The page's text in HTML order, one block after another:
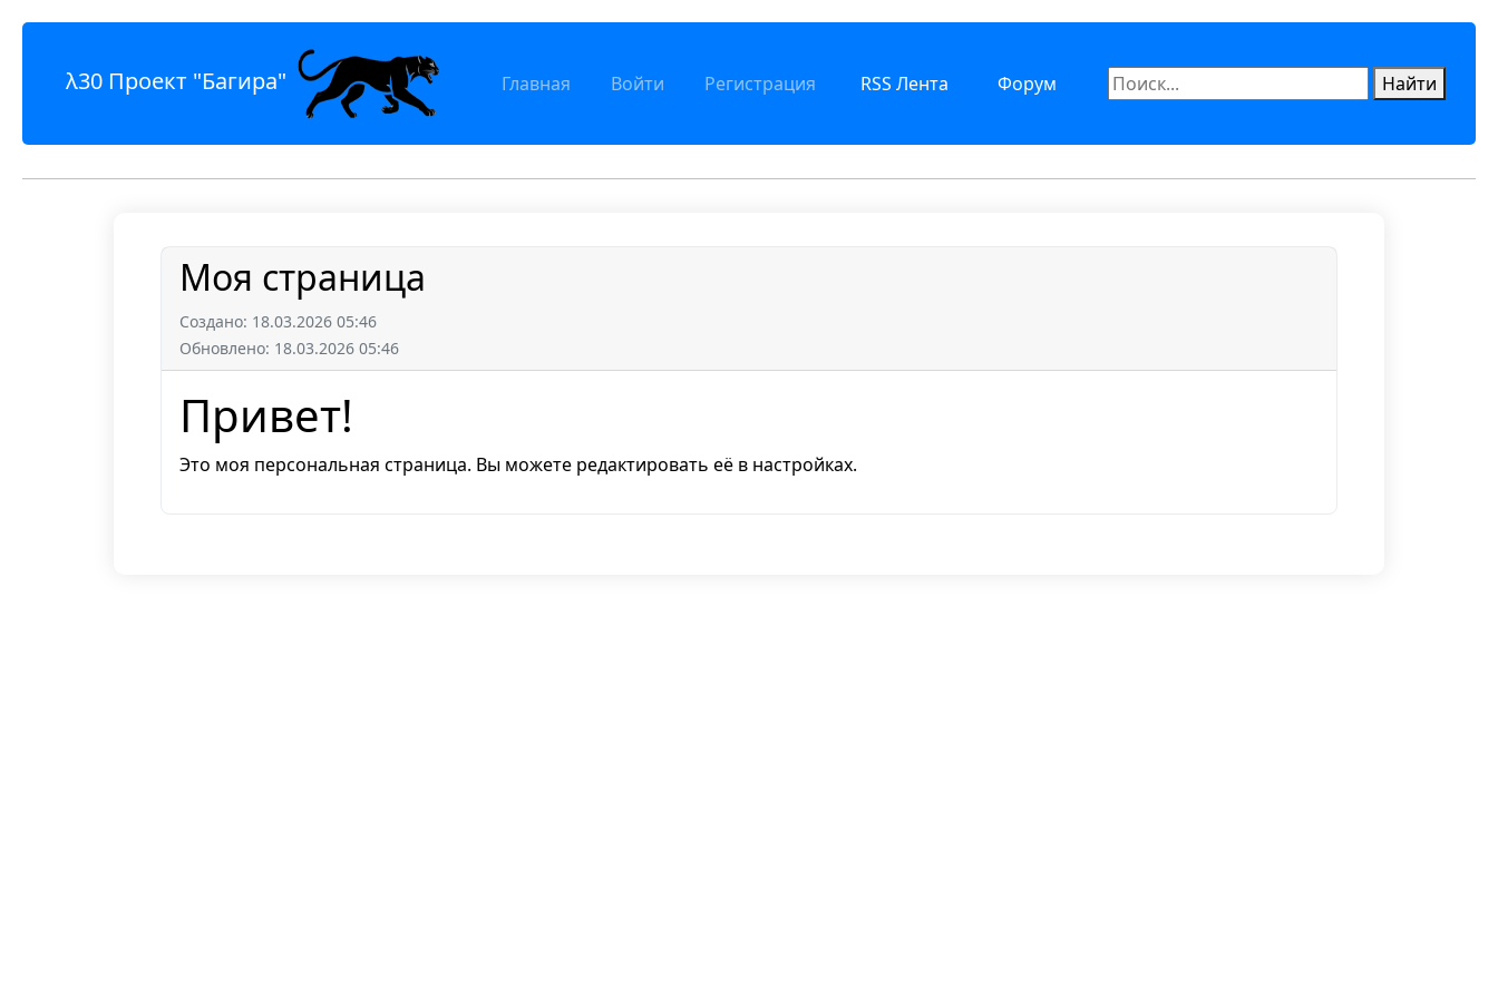
λ30 Проект "Багира" Главная Войти Регистрация RSS Лента Форум Найти
Моя страница
Создано: 18.03.2026 05:46
Обновлено: 18.03.2026 05:46
Привет!
Это моя персональная страница. Вы можете редактировать её в настройках.